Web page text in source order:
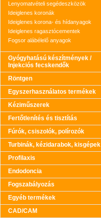
Lenyomatvételi segédeszközök
Ideiglenes koronák
Ideiglenes korona- és hídanyagok
Ideiglenes ragasztócementek
Fogsor alábélelő anyagok
Gyógyhatású készítmények /
Injekciós fecskendők
Röntgen
Egyszerhasználatos termékek
Kéziműszerek
Fertőtlenítés és tisztítás
Fúrók, csiszolók, polírozók
Turbinák, kézidarabok, kisgépek
Profilaxis
Endodoncia
Fogszabályozás
Egyéb termékek
CAD/CAM